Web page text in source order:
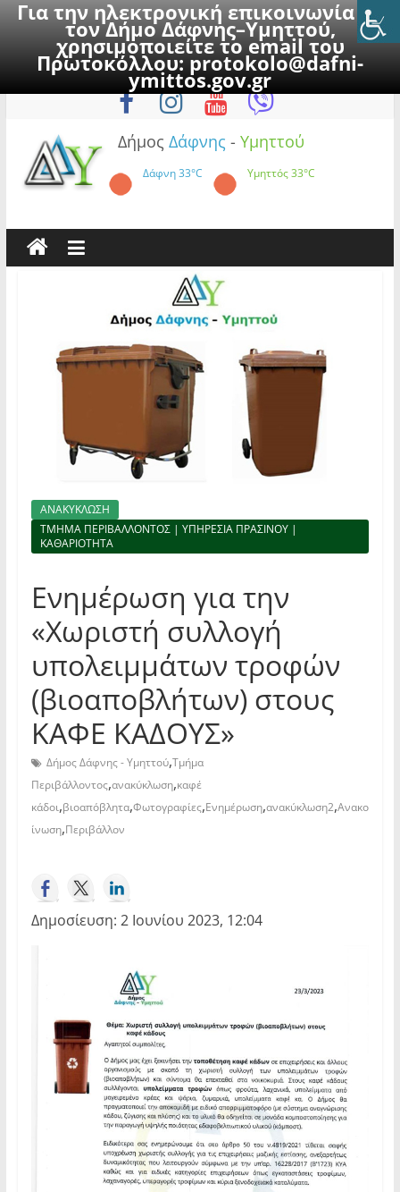
Για την ηλεκτρονική επικοινωνία με
τον Δήμο Δάφνης–Υμηττού,
χρησιμοποιείτε το email του
Πρωτοκόλλου:protokolo@dafni-
ymittos.gov.gr
to
Παρασκευή, 7 Αυγούστου 2026
Δήμος Δάφνης - Υμηττού
Δάφνη33°C Υμηττός33°C
ΑΝΑΚΥΚΛΩΣΗ
ΤΜΗΜΑ ΠΕΡΙΒΑΛΛΟΝΤΟΣ | ΥΠΗΡΕΣΙΑ ΠΡΑΣΙΝΟΥ |
ΚΑΘΑΡΙΟΤΗΤΑ
Ενημέρωση για την
«Χωριστή συλλογή
υπολειμμάτων τροφών
(βιοαποβλήτων) στους
ΚΑΦΕ ΚΑΔΟΥΣ»
Δήμος Δάφνης - Υμηττού,Τμήμα
Περιβάλλοντος,ανακύκλωση,καφέ
κάδοι,βιοαπόβλητα,Φωτογραφίες,Ενημέρωση,ανακύκλωση2,Ανακο
ίνωση,Περιβάλλον
Δημοσίευση: 2 Ιουνίου 2023, 12:04